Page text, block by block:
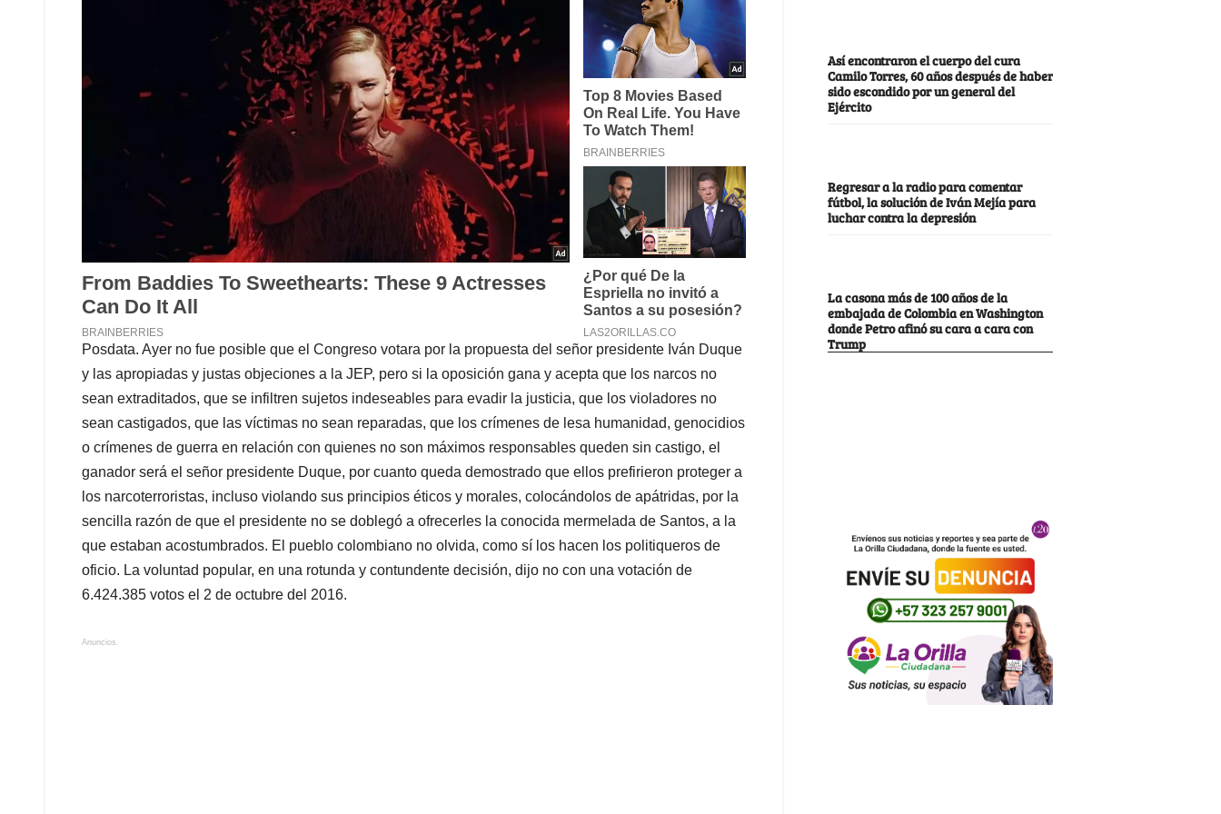
Posdata. Ayer no fue posible que el Congreso votara por la propuesta del señor presidente Iván Duque
y las apropiadas y justas objeciones a la JEP, pero si la oposición gana y acepta que los narcos no
sean extraditados, que se infiltren sujetos indeseables para evadir la justicia, que los violadores no
sean castigados, que las víctimas no sean reparadas, que los crímenes de lesa humanidad, genocidios
o crímenes de guerra en relación con quienes no son máximos responsables queden sin castigo, el
ganador será el señor presidente Duque, por cuanto queda demostrado que ellos prefirieron proteger a
los narcoterroristas, incluso violando sus principios éticos y morales, colocándolos de apátridas, por la
sencilla razón de que el presidente no se doblegó a ofrecerles la conocida mermelada de Santos, a la
que estaban acostumbrados. El pueblo colombiano no olvida, como sí los hacen los politiqueros de
oficio. La voluntad popular, en una rotunda y contundente decisión, dijo no con una votación de
6.424.385 votos el 2 de octubre del 2016.
Anuncios.
Así encontraron el cuerpo del cura
Camilo Torres, 60 años después de haber
sido escondido por un general del
Ejército
Regresar a la radio para comentar
fútbol, la solución de Iván Mejía para
luchar contra la depresión
La casona más de 100 años de la
embajada de Colombia en Washington
donde Petro afinó su cara a cara con
Trump